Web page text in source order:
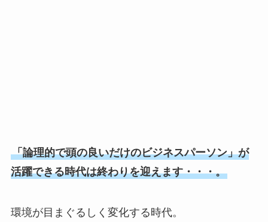
「論理的で頭の良いだけのビジネスパーソン」が
活躍できる時代は終わりを迎えます・・・。
環境が目まぐるしく変化する時代。